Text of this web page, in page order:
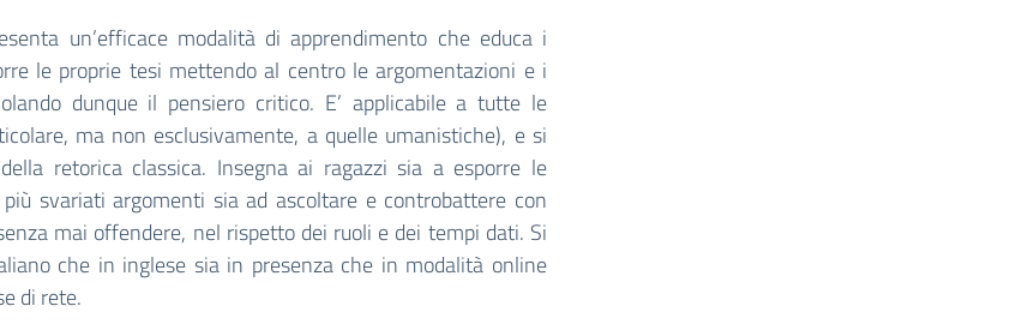
un’efficace modalità di apprendimento che educa i
le proprie tesi mettendo al centro le argomentazioni e i
dunque il pensiero critico. E’ applicabile a tutte le
ma non esclusivamente, a quelle umanistiche), e si
retorica classica. Insegna ai ragazzi sia a esporre le
svariati argomenti sia ad ascoltare e controbattere con
mai offendere, nel rispetto dei ruoli e dei tempi dati. Si
che in inglese sia in presenza che in modalità online
di rete.